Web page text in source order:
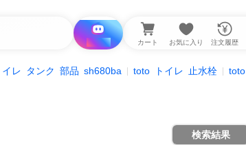
i と探す カート お気に入り 注文履歴
イレ タンク 部品 sh680ba toto トイレ 止水栓 toto
検索結果